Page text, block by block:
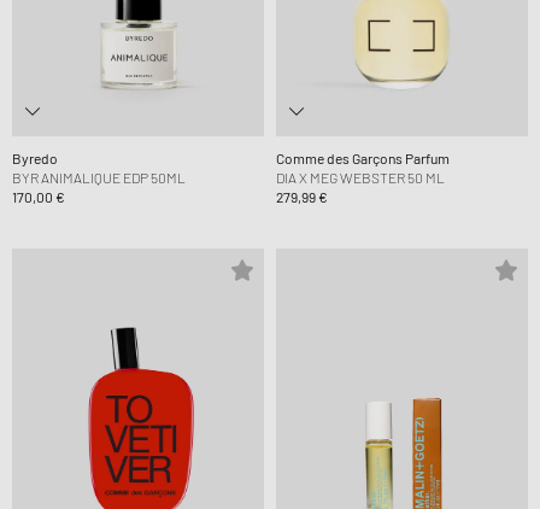
Byredo
BYR ANIMALIQUE EDP 50ML
170,00 €
Comme des Garçons Parfum
DIA X MEG WEBSTER 50 ML
279,99 €